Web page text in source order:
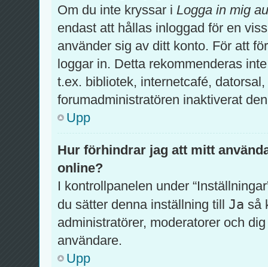
Om du inte kryssar i Logga in mig
endast att hållas inloggad för en
använder sig av ditt konto. För att
loggar in. Detta rekommenderas
t.ex. bibliotek, internetcafé,
forumadministratören inaktiverat
Upp
Hur förhindrar jag att mitt
online?
I kontrollpanelen under
du sätter denna inställning till Ja så
administratörer, moderatorer och
användare.
Upp